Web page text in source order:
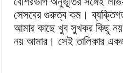
সেসবের গুরুত্ব কম।
আমার কাছে খুব সুখকর কিছু নয়।
নয় আমার। সেই তালিকার